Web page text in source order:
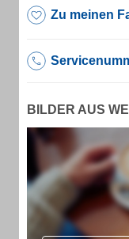
Zu meinen
BILDER AUS